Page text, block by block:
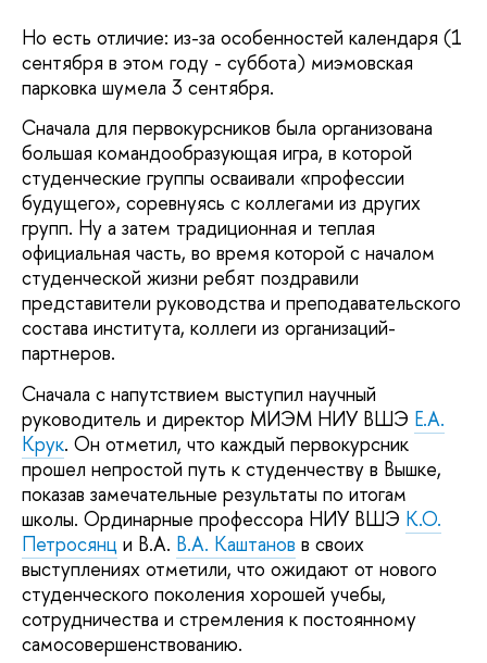
Но есть отличие: из-за особенностей календаря (1
сентября в этом году - суббота) миэмовская
парковка шумела 3 сентября.
Сначала для первокурсников была организована
большая командообразующая игра, в которой
студенческие группы осваивали «профессии
будущего», соревнуясь с коллегами из других
групп. Ну а затем традиционная и теплая
официальная часть, во время которой с началом
студенческой жизни ребят поздравили
представители руководства и преподавательского
состава института, коллеги из организаций-
партнеров.
Сначала с напутствием выступил научный
руководитель и директор МИЭМ НИУ ВШЭ Е.А.
Крук. Он отметил, что каждый первокурсник
прошел непростой путь к студенчеству в Вышке,
показав замечательные результаты по итогам
школы. Ординарные профессора НИУ ВШЭ К.О.
Петросянц и В.А. В.А. Каштанов в своих
выступлениях отметили, что ожидают от нового
студенческого поколения хорошей учебы,
сотрудничества и стремления к постоянному
самосовершенствованию.